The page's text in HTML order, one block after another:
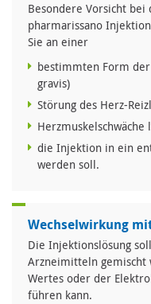
Besondere Vorsicht bei
pharmarissano
Sie an einer
bestimmten Form der
gravis)
Störung des Herz-
die Injektion in ein
werden soll.
Wechselwirkung
Die Injektionslösung
Arzneimitteln gemischt
Wertes oder der
führen kann.